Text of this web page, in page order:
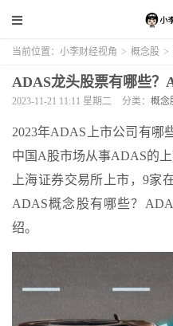
当前位置： 小李财经视角 > 概念股 >
ADAS龙头股票有哪些？
2023-11-21 11:11 星期二 分类： 概念
2023年ADAS上市公司有哪
中国A股市场从事ADAS的
上海证券交易所上市，9家
ADAS概念股有哪些？
绍。